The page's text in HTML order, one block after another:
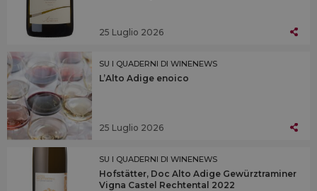
25 Luglio 2026
SU I QUADERNI DI WINENEWS
L’Alto Adige enoico
25 Luglio 2026
SU I QUADERNI DI WINENEWS
Hofstätter, Doc Alto Adige Gewürztraminer
Vigna Castel Rechtental 2022